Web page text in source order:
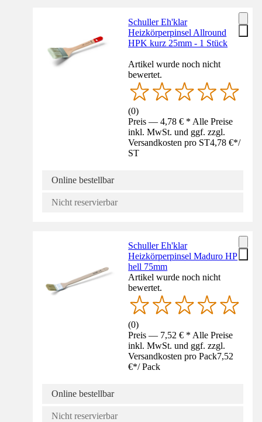
Schuller Eh'klar
Heizkörperpinsel Allround
HPK kurz 25mm - 1 Stück
Artikel wurde noch nicht
bewertet.
(0)
Preis — 4,78 € * Alle Preise
inkl. MwSt. und ggf. zzgl.
Versandkosten pro ST4,78 €*/
ST
Online bestellbar
Nicht reservierbar
Schuller Eh'klar
Heizkörperpinsel Maduro HP
hell 75mm
Artikel wurde noch nicht
bewertet.
(0)
Preis — 7,52 € * Alle Preise
inkl. MwSt. und ggf. zzgl.
Versandkosten pro Pack7,52
€*/ Pack
Online bestellbar
Nicht reservierbar